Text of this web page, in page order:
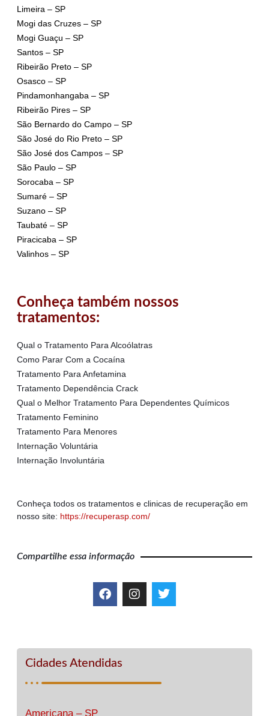
Limeira – SP
Mogi das Cruzes – SP
Mogi Guaçu – SP
Santos – SP
Ribeirão Preto – SP
Osasco – SP
Pindamonhangaba – SP
Ribeirão Pires – SP
São Bernardo do Campo – SP
São José do Rio Preto – SP
São José dos Campos – SP
São Paulo – SP
Sorocaba – SP
Sumaré – SP
Suzano – SP
Taubaté – SP
Piracicaba – SP
Valinhos – SP
Conheça também nossos
tratamentos:
Qual o Tratamento Para Alcoólatras
Como Parar Com a Cocaína
Tratamento Para Anfetamina
Tratamento Dependência Crack
Qual o Melhor Tratamento Para Dependentes Químicos
Tratamento Feminino
Tratamento Para Menores
Internação Voluntária
Internação Involuntária
Conheça todos os tratamentos e clinicas de recuperação em
nosso site: https://recuperasp.com/
Compartilhe essa informação
Cidades Atendidas
Americana – SP